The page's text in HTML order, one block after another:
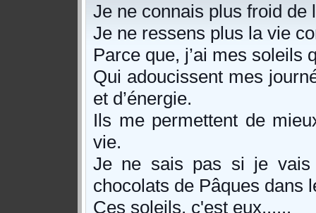
Je ne connais plus froid de
Je ne ressens plus la vie
Parce que, j’ai mes soleils
Qui adoucissent mes
et d’énergie.
Ils me permettent de
vie.
Je ne sais pas si je
chocolats de Pâques dans
Ces soleils, c'est eux......